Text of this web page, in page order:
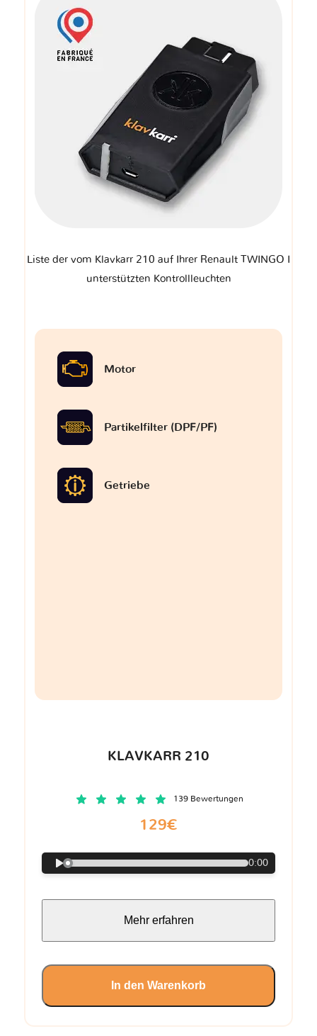
Liste der vom Klavkarr 210 auf Ihrer Renault TWINGO I
unterstützten Kontrollleuchten
Motor
Partikelfilter (DPF/PF)
Getriebe
KLAVKARR 210
139 Bewertungen
129€
0:00
Mehr erfahren
In den Warenkorb